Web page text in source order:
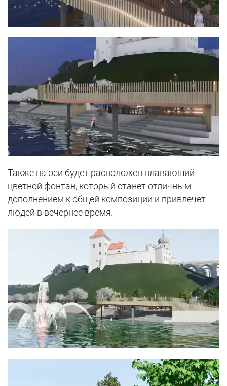
Также на оси будет расположен плавающий
цветной фонтан, который станет отличным
дополнением к общей композиции и привлечет
людей в вечернее время.